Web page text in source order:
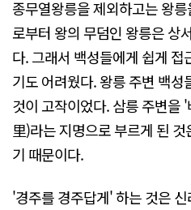
종무열왕릉을 제외하고는 왕
로부터 왕의 무덤인 왕릉은 상
다. 그래서 백성들에게 쉽게
기도 어려웠다. 왕릉 주변 백
것이 고작이었다. 삼릉 주변을
里)라는 지명으로 부르게 된
기 때문이다.
'경주를 경주답게' 하는 것은